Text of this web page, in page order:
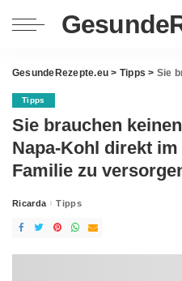
GesundeRezepte.eu > Tipps > Sie
Tipps
Sie brauchen
Napa-Kohl direkt
Familie zu
Posted
Ricarda Tipps